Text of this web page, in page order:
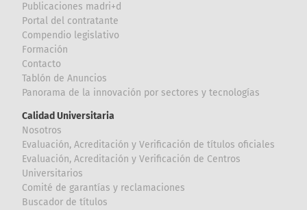
Publicaciones madri+d
Portal del contratante
Compendio legislativo
Formación
Contacto
Tablón de Anuncios
Panorama de la innovación por sectores y tecnologías
Calidad Universitaria
Nosotros
Evaluación, Acreditación y Verificación de títulos oficiales
Evaluación, Acreditación y Verificación de Centros
Universitarios
Comité de garantías y reclamaciones
Buscador de títulos